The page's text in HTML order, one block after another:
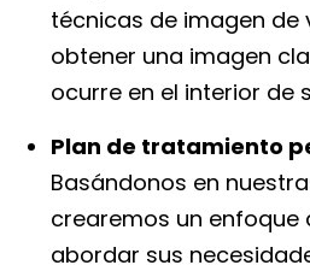
técnicas de imagen de
obtener una imagen
ocurre en el interior de
Plan de tratamiento
Basándonos en
crearemos un enfoque
abordar sus